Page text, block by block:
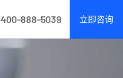
立即咨询
400-888-5039